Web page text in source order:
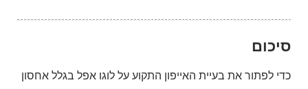
סיכום
כדי לפתור את בעיית האייפון התקוע על לוגו אפל בגלל אחסון